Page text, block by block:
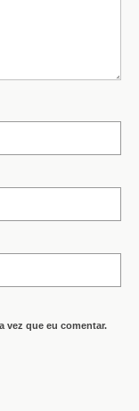
vez que eu comentar.